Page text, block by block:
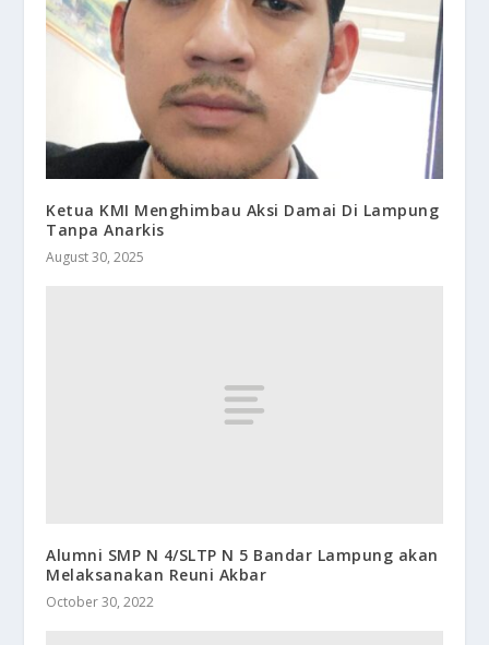
Ketua KMI Menghimbau Aksi Damai Di Lampung
Tanpa Anarkis
August 30, 2025
Alumni SMP N 4/SLTP N 5 Bandar Lampung akan
Melaksanakan Reuni Akbar
October 30, 2022